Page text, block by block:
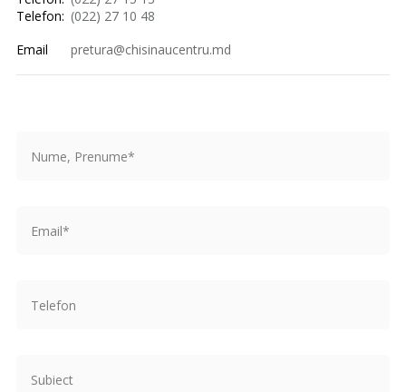
Telefon: (022) 27 10 48
Email
pretura@chisinaucentru.md